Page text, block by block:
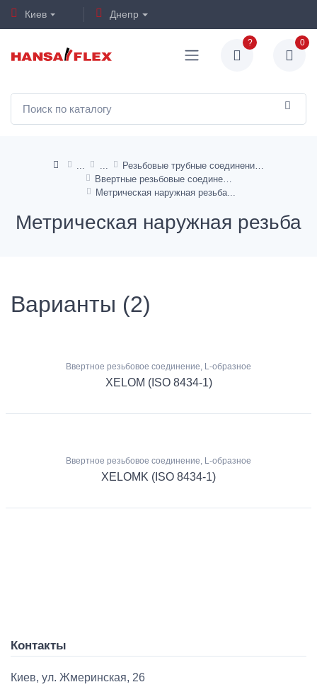
Киев Днепр
? 0
Метрическая наружная резьба
Метрическая наружная резьба
Варианты (2)
Ввертное резьбовое соединение, L-образное
XELOM (ISO 8434-1)
Ввертное резьбовое соединение, L-образное
XELOMK (ISO 8434-1)
Контакты
Киев, ул. Жмеринская, 26